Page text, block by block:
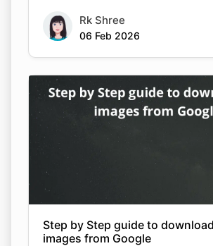
Rk Shree
06 Feb 2026
Step by Step guide to
images from Google